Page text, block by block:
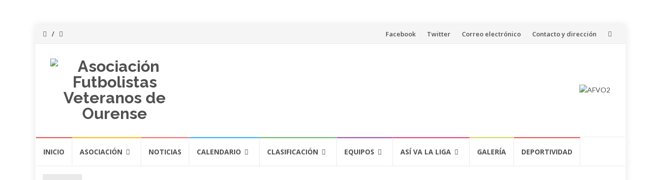
Saltar
Facebook Twitter Correo electrónico Contacto y dirección
INICIO ASOCIACIÓN NOTICIAS CALENDARIO CLASIFICACIÓN EQUIPOS ASÍ VA LA LIGA GALERÍA DEPORTIVIDAD